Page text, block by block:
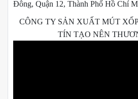
Đông, Quận 12, Thành Phố Hồ Chí
CÔNG TY SẢN XUẤT MÚT
TÍN TẠO NÊN